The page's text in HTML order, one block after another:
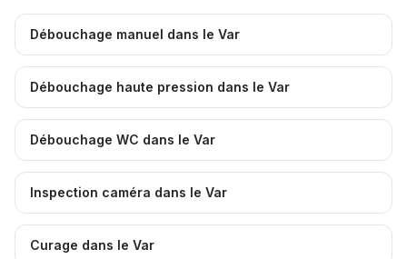
Débouchage manuel dans le Var
Débouchage haute pression dans le Var
Débouchage WC dans le Var
Inspection caméra dans le Var
Curage dans le Var